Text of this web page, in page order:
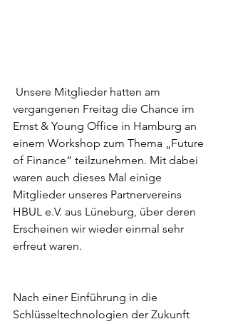
vergangenen Freitag die Chance im
Ernst & Young Office in Hamburg an
einem Workshop zum Thema „Future
of Finance“ teilzunehmen. Mit dabei
waren auch dieses Mal einige
Mitglieder unseres Partnervereins
HBUL e.V. aus Lüneburg, über deren
Erscheinen wir wieder einmal sehr
erfreut waren.
Nach einer Einführung in die
Schlüsseltechnologien der Zukunft